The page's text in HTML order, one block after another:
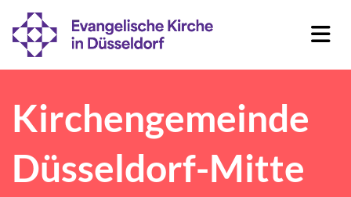
Kirchengemeinde
Düsseldorf-Mitte